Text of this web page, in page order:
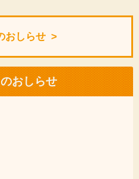
おしらせ
おしらせ